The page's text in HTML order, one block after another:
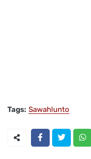
Tags: Sawahlunto